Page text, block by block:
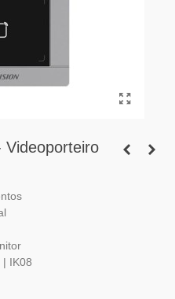
Videoporteiro
IK08